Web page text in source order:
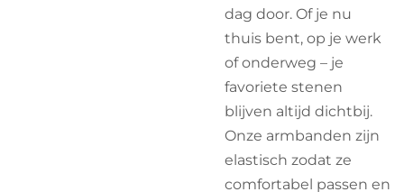
dag door. Of je nu
thuis bent, op je werk
of onderweg – je
favoriete stenen
blijven altijd dichtbij.
Onze armbanden zijn
elastisch zodat ze
comfortabel passen en